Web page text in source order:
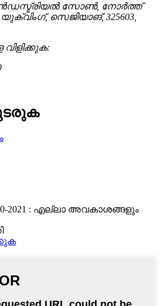
സോൺ, നോർത്ത്
സെജിയാങ്, 325603,
2021 : എല്ലാ അവകാശങ്ങളും